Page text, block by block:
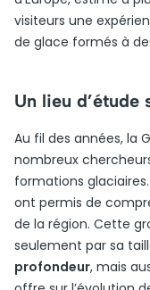
visiteurs une
de glace formés à
Un lieu d’étude
Au fil des années, la
nombreux
formations
ont permis de
de la région. Cette
seulement par sa
profondeur, mais